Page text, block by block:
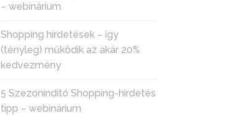
– webinárium
Shopping hirdetések – így
(tényleg) működik az akár 20%
kedvezmény
5 Szezonindító Shopping-hirdetés
tipp – webinárium